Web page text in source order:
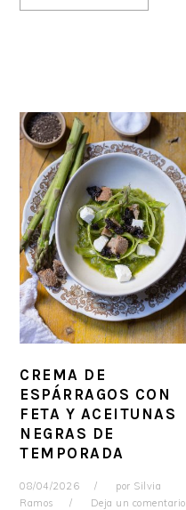
CREMA DE
ESPÁRRAGOS CON
FETA Y ACEITUNAS
NEGRAS DE
TEMPORADA
08/04/2026 por Silvia
Ramos
Deja un comentario